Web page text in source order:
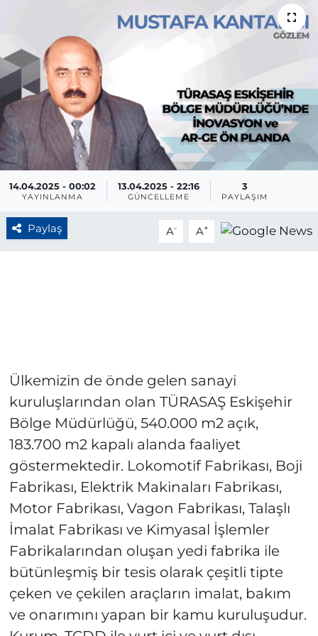
14.04.2025 - 00:02
YAYINLANMA
13.04.2025 - 22:16
GÜNCELLEME
3
PAYLAŞIM
Paylaş A- A+
Ülkemizin de önde gelen sanayi
kuruluşlarından olan TÜRASAŞ Eskişehir
Bölge Müdürlüğü, 540.000 m2 açık,
183.700 m2 kapalı alanda faaliyet
göstermektedir. Lokomotif Fabrikası, Boji
Fabrikası, Elektrik Makinaları Fabrikası,
Motor Fabrikası, Vagon Fabrikası, Talaşlı
İmalat Fabrikası ve Kimyasal İşlemler
Fabrikalarından oluşan yedi fabrika ile
bütünleşmiş bir tesis olarak çeşitli tipte
çeken ve çekilen araçların imalat, bakım
ve onarımını yapan bir kamu kuruluşudur.
YAŞAM
DÜNYA
GENEL
GÜNCEL